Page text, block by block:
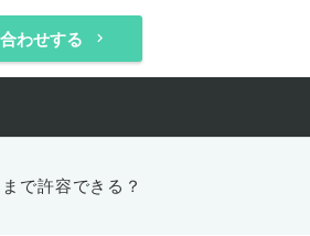
わせする keyboard_arrow_right
で許容できる？